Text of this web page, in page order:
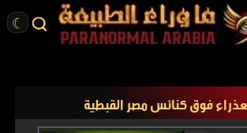
☾
فوق كنائس مصر القبطية